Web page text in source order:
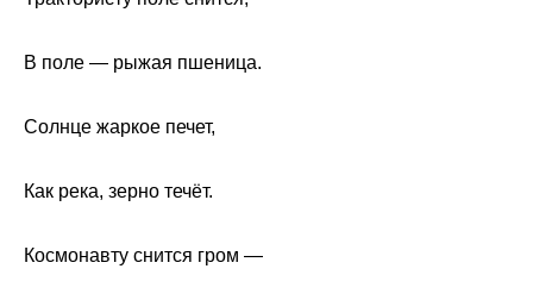
В поле — рыжая пшеница.
Солнце жаркое печет,
Как река, зерно течёт.
Космонавту снится гром —